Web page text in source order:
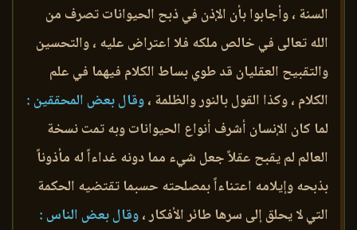
السنة ، وأجابوا بأن الإذن في ذبح الحيوانات تصرف من
الله تعالى في خالص ملكه فلا اعتراض عليه ، والتحسين
والتقبيح العقليان قد طوي بساط الكلام فيهما في علم
الكلام ، وكذا القول بالنور والظلمة ،وقال بعض المحققين :
لما كان الإنسان أشرف أنواع الحيوانات وبه تمت نسخة
العالم لم يقبح عقلاً جعل شيء مما دونه غداءاً له مأذوناً
بذبحه وإيلامه اعتناءاً بمصلحته حسبما تقتضيه الحكمة
التي لا يحلق إلى سرها طائر الأفكار ،وقال بعض الناس :